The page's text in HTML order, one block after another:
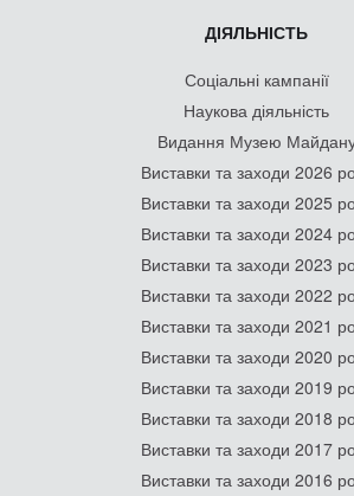
ДІЯЛЬНІСТЬ
Соціальні кампанії
Наукова діяльність
Видання Музею
Виставки та заходи 2026
Виставки та заходи 2025
Виставки та заходи 2024
Виставки та заходи 2023
Виставки та заходи 2022
Виставки та заходи 2021
Виставки та заходи 2020
Виставки та заходи 2019
Виставки та заходи 2018
Виставки та заходи 2017
Виставки та заходи 2016